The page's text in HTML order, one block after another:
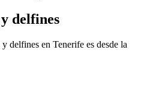
delfines
delfines en Tenerife es desde la